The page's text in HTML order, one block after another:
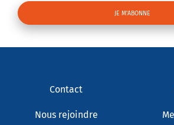
Contact
Nous rejoindre